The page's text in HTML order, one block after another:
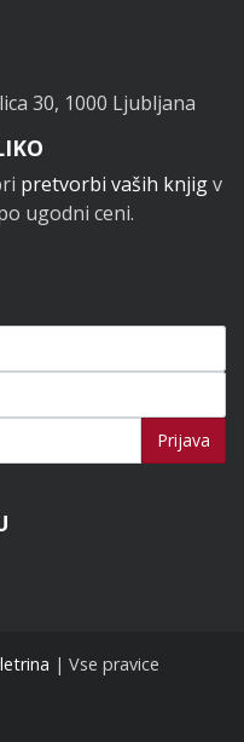
30, 1000 Ljubljana
pretvorbi vaših knjigv
ugodni ceni.
Prijava
| Vse pravice